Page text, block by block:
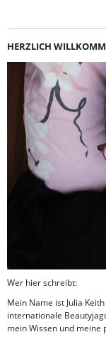
HERZLICH
Wer hier schreibt:
Mein Name ist Julia
internationale
mein Wissen und meine